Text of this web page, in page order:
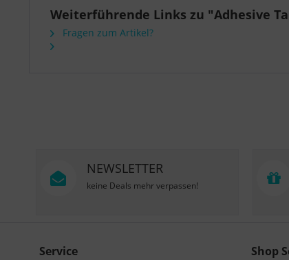
Weiterführende Links zu "Adhesive
Fragen zum Artikel?
NEWSLETTER
keine Deals mehr verpassen!
Service Shop